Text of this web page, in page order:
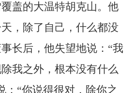
盖的大温特胡克山。他
，除了自己，什么都没
长后，他失望地说：“我
我之外，根本没有什么
：“你说得很对，除你之